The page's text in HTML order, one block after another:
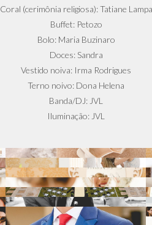
Coral (cerimônia religiosa): Tatiane Lampa
Buffet: Petozo
Bolo: Maria Buzinaro
Doces: Sandra
Vestido noiva: Irma Rodrigues
Terno noivo: Dona Helena
Banda/DJ: JVL
Iluminação: JVL